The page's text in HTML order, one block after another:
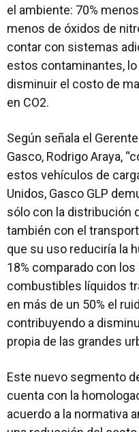
el ambiente: 70%
menos de óxidos de
contar con sistemas
estos contaminantes,
disminuir el costo de
en CO2.
Según señala el
Gasco, Rodrigo Araya,
estos vehículos de
Unidos, Gasco GLP
sólo con la distribución
también con el
que su uso reduciría la
18% comparado con
combustibles líquidos
en más de un 50% el
contribuyendo a
propia de las grandes
Este nuevo segmento
cuenta con la
acuerdo a la normativa